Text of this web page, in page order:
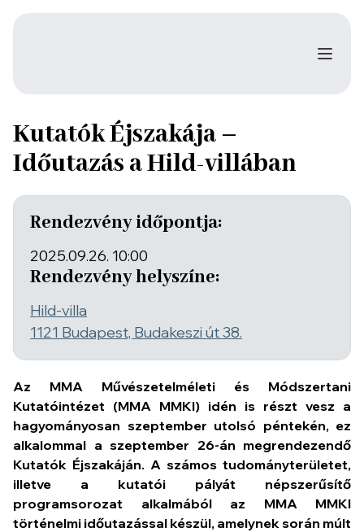
Kutatók Éjszakája –
Időutazás a Hild-villában
Rendezvény időpontja:
2025.09.26. 10:00
Rendezvény helyszíne:
Hild-villa
1121 Budapest, Budakeszi út 38.
Az MMA Művészetelméleti és Módszertani
Kutatóintézet (MMA MMKI) idén is részt vesz a
hagyományosan szeptember utolsó péntekén, ez
alkalommal a szeptember 26-án megrendezendő
Kutatók Éjszakáján. A számos tudományterületet,
illetve a kutatói pályát népszerűsítő
programsorozat alkalmából az MMA MMKI
történelmi időutazással készül, amelynek során múlt